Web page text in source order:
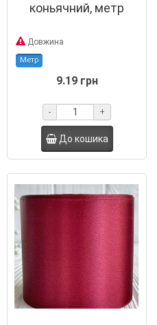
коньячний, метр
Довжина
Метр
9.19 грн
- +
До кошика